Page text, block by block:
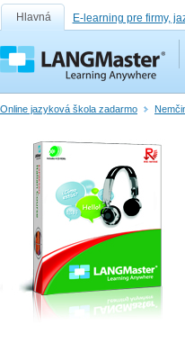
Hlavná E-learning pre firmy,
Online jazyková škola zadarmo